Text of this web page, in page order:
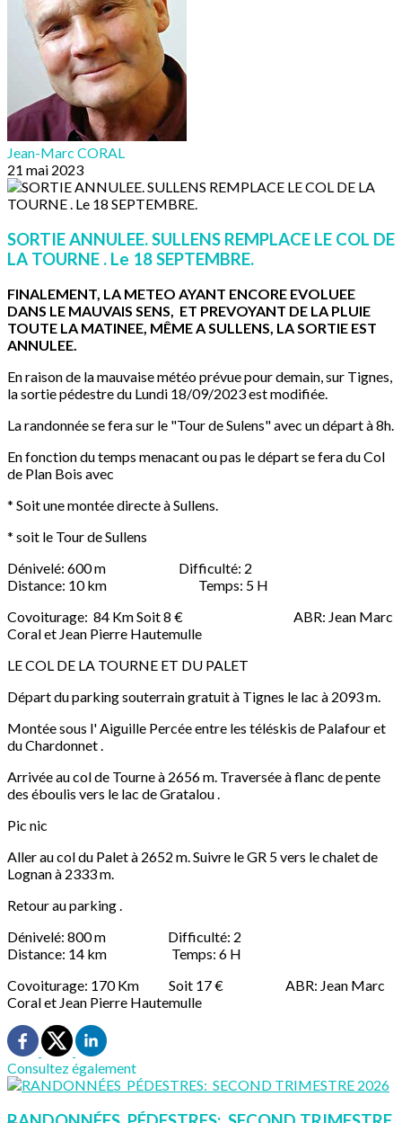
Jean-Marc CORAL
21 mai 2023
SORTIE ANNULEE. SULLENS REMPLACE LE COL DE
LA TOURNE . Le 18 SEPTEMBRE.
FINALEMENT, LA METEO AYANT ENCORE EVOLUEE
DANS LE MAUVAIS SENS, ET PREVOYANT DE LA PLUIE
TOUTE LA MATINEE, MÊME A SULLENS, LA SORTIE EST
ANNULEE.
En raison de la mauvaise météo prévue pour demain, sur Tignes,
la sortie pédestre du Lundi 18/09/2023 est modifiée.
La randonnée se fera sur le "Tour de Sulens" avec un départ à 8h.
En fonction du temps menacant ou pas le départ se fera du Col
de Plan Bois avec
* Soit une montée directe à Sullens.
* soit le Tour de Sullens
Dénivelé: 600 m Difficulté: 2
Distance: 10 km Temps: 5 H
Covoiturage: 84 Km Soit 8 € ABR: Jean Marc
Coral et Jean Pierre Hautemulle
LE COL DE LA TOURNE ET DU PALET
Départ du parking souterrain gratuit à Tignes le lac à 2093 m.
Montée sous l' Aiguille Percée entre les téléskis de Palafour et
du Chardonnet .
Arrivée au col de Tourne à 2656 m. Traversée à flanc de pente
des éboulis vers le lac de Gratalou .
Pic nic
Aller au col du Palet à 2652 m. Suivre le GR 5 vers le chalet de
Lognan à 2333 m.
Retour au parking .
Dénivelé: 800 m Difficulté: 2
Distance: 14 km Temps: 6 H
Covoiturage: 170 Km Soit 17 € ABR: Jean Marc
Coral et Jean Pierre Hautemulle
Consultez également